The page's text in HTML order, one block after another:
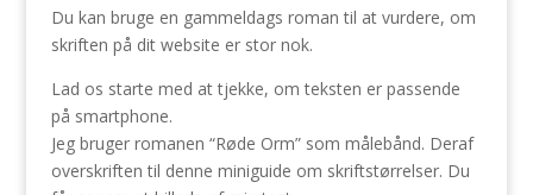
Du kan bruge en gammeldags roman til at vurdere, om
skriften på dit website er stor nok.
Lad os starte med at tjekke, om teksten er passende
på smartphone.
Jeg bruger romanen “Røde Orm” som målebånd. Deraf
overskriften til denne miniguide om skriftstørrelser. Du